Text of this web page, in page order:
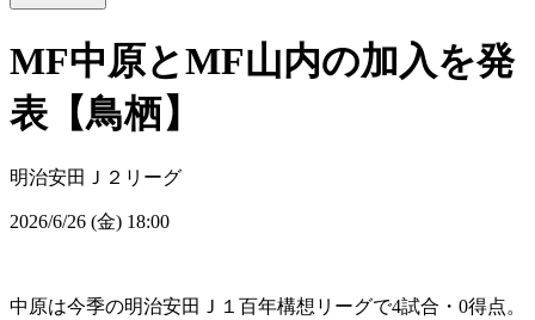
MF中原とMF山内の加入を発
表【鳥栖】
明治安田Ｊ２リーグ
2026/6/26 (金) 18:00
中原は今季の明治安田Ｊ１百年構想リーグで4試合・0得点。